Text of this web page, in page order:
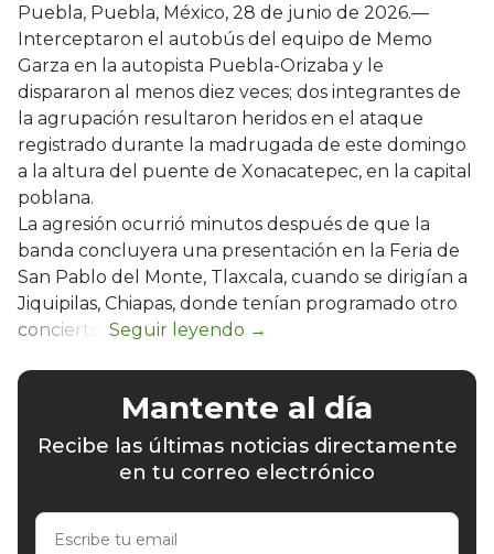
Puebla, Puebla, México, 28 de junio de 2026.—
Interceptaron el autobús del equipo de Memo
Garza en la autopista Puebla-Orizaba y le
dispararon al menos diez veces; dos integrantes de
la agrupación resultaron heridos en el ataque
registrado durante la madrugada de este domingo
a la altura del puente de Xonacatepec, en la capital
poblana.
La agresión ocurrió minutos después de que la
banda concluyera una presentación en la Feria de
San Pablo del Monte, Tlaxcala, cuando se dirigían a
Jiquipilas, Chiapas, donde tenían programado otro
concierto.
Mantente al día
Recibe las últimas noticias directamente
en tu correo electrónico
Escribe